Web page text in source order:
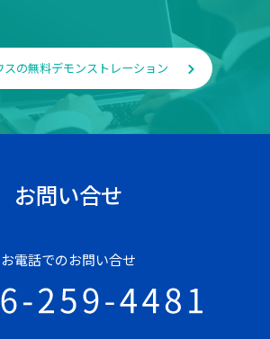
スの無料デモンストレーション
お問い合せ
お電話でのお問い合せ